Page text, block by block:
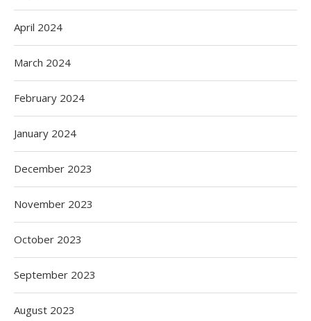
April 2024
March 2024
February 2024
January 2024
December 2023
November 2023
October 2023
September 2023
August 2023